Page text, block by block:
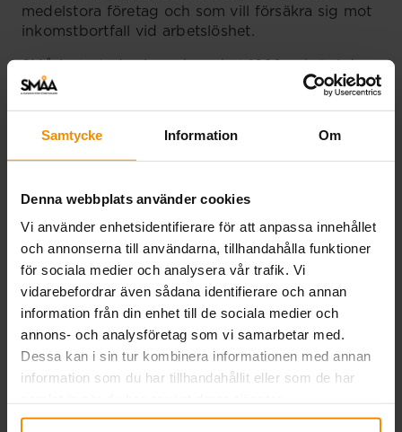
Samtycke Information Om
Denna webbplats använder cookies
Vi använder enhetsidentifierare för att anpassa innehållet
och annonserna till användarna, tillhandahålla funktioner
för sociala medier och analysera vår trafik. Vi
vidarebefordrar även sådana identifierare och annan
information från din enhet till de sociala medier och
annons- och analysföretag som vi samarbetar med.
Dessa kan i sin tur kombinera informationen med annan
information som du har tillhandahållit eller som de har
medelstora företag och som vill försäkra sig mot
inkomstbortfall vid arbetslöshet.
Sveriges största företagarägda
Kontakt
Logga in på våra e-tjänster för att se status i ditt
ärende:
09.00-11.00
08-723 44 00